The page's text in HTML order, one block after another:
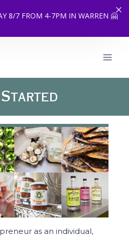
8/7 FROM 4-7PM IN WARREN 🤗
Started
as an individual,